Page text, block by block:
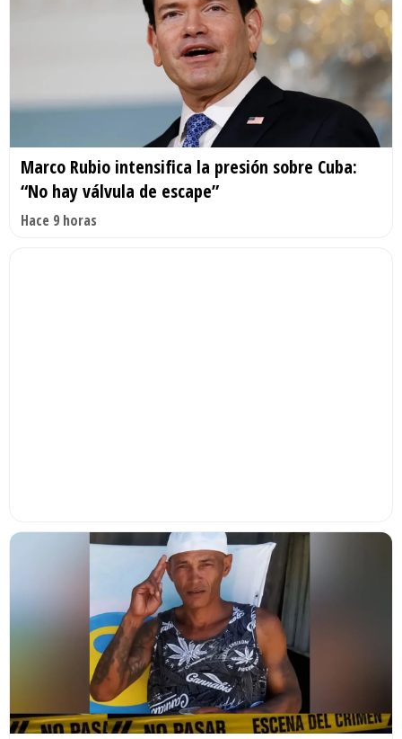
Marco Rubio intensifica la presión sobre Cuba:
“No hay válvula de escape”
Hace 9 horas